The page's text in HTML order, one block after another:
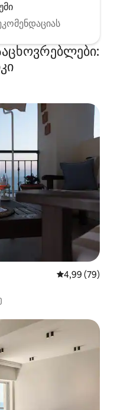
საშუალო
4,99 (79)